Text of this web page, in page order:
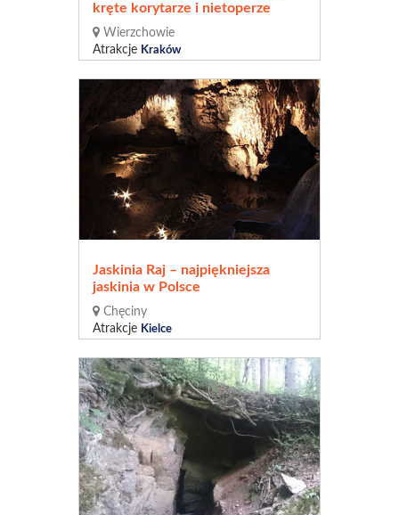
kręte korytarze i nietoperze
Wierzchowie
Atrakcje Kraków
Jaskinia Raj – najpiękniejsza
jaskinia w Polsce
Chęciny
Atrakcje Kielce